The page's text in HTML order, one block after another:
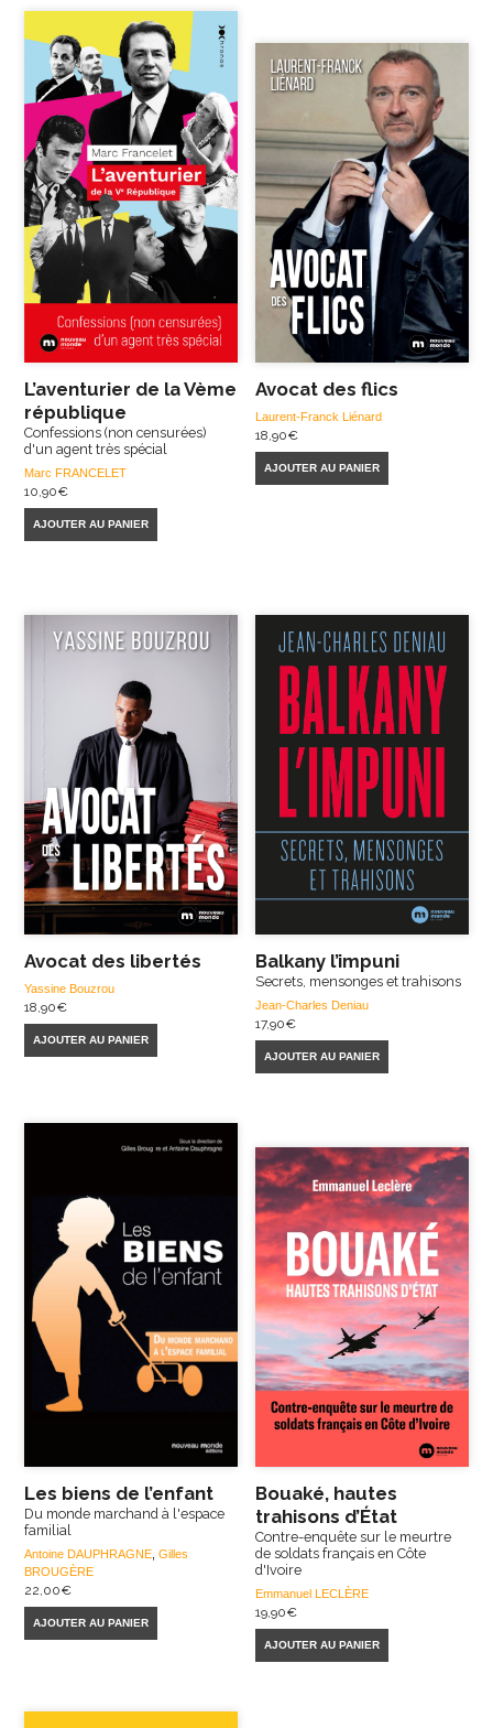
L’aventurier de la Vème
république
Confessions (non censurées)
d'un agent très spécial
Marc FRANCELET
10,90€
AJOUTER AU PANIER
Avocat des flics
Laurent-Franck Liénard
18,90€
AJOUTER AU PANIER
Avocat des libertés
Yassine Bouzrou
18,90€
AJOUTER AU PANIER
Balkany l’impuni
Secrets, mensonges et trahisons
Jean-Charles Deniau
17,90€
AJOUTER AU PANIER
Les biens de l’enfant
Du monde marchand à l'espace
familial
Antoine DAUPHRAGNE ,Gilles
BROUGÈRE
22,00€
AJOUTER AU PANIER
Bouaké, hautes
trahisons d’État
Contre-enquête sur le meurtre
de soldats français en Côte
d'Ivoire
Emmanuel LECLÈRE
19,90€
AJOUTER AU PANIER